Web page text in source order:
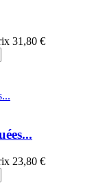
31,80 €
23,80 €